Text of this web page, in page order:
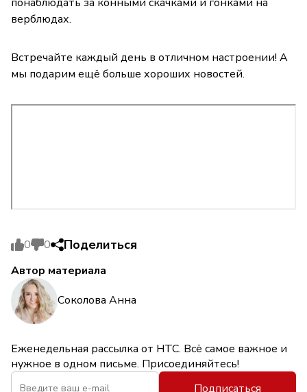
верблюдах.
Встречайте каждый день в отличном настроении! А
мы подарим ещё больше хороших новостей.
0 0 Поделиться
Автор материала
Соколова Анна
Еженедельная рассылка от НТС. Всё самое важное и
нужное в одном письме. Присоединяйтесь!
Подписаться